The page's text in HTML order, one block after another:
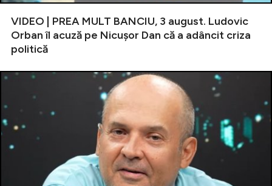
VIDEO | PREA MULT BANCIU, 3 august. Ludovic
Orban îl acuză pe Nicușor Dan că a adâncit criza
politică